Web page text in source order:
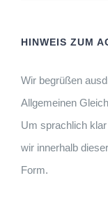
HINWEIS ZUM
Wir begrüßen
Allgemeinen
Um sprachlich
wir innerhalb
Form.